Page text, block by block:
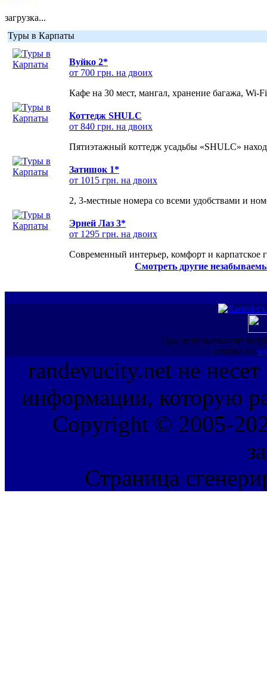
загрузка...
Туры в Карпаты
Вуйко 2*
от 700 грн. на двоих
Кафе на 30 мест, мангал, хранение багажа, Wi-
Коттедж SHULC
от 840 грн. на двоих
Пятиэтажный коттедж усадьбы «SHULC»
Затишок 1*
от 1015 грн. на двоих
2, 3-местные номера со всеми удобствами и
Эрней Лаз 3*
от 1295 грн. на двоих
Современный интерьер, комфорт и карпатское
Смотреть другие
При использовании
ссылка на
randevucity.net не несет
информации, которую
Copyright © 2005-
Страница